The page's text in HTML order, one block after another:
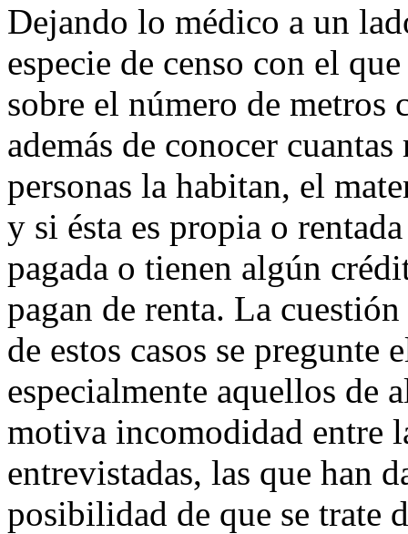
Dejando lo médico a un
especie de censo con el
sobre el número de metros
además de conocer
personas la habitan, el
y si ésta es propia o
pagada o tienen algún
pagan de renta. La
de estos casos se
especialmente aquellos de
motiva incomodidad entre
entrevistadas, las que han
posibilidad de que se trate